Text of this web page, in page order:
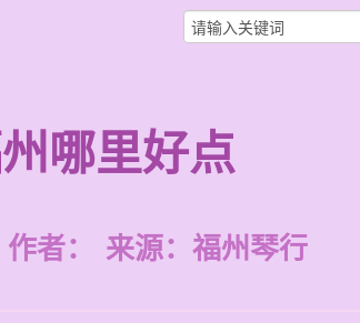
哪里好点
作者： 来源： 福州琴行